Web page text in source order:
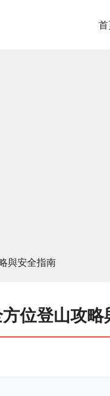
與安全指南
位登山攻略